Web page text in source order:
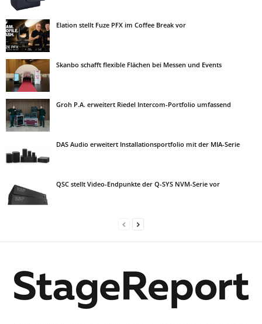
Elation stellt Fuze PFX im Coffee Break vor
Skanbo schafft flexible Flächen bei Messen und Events
Groh P.A. erweitert Riedel Intercom-Portfolio umfassend
DAS Audio erweitert Installationsportfolio mit der MIA-Serie
QSC stellt Video-Endpunkte der Q-SYS NVM-Serie vor